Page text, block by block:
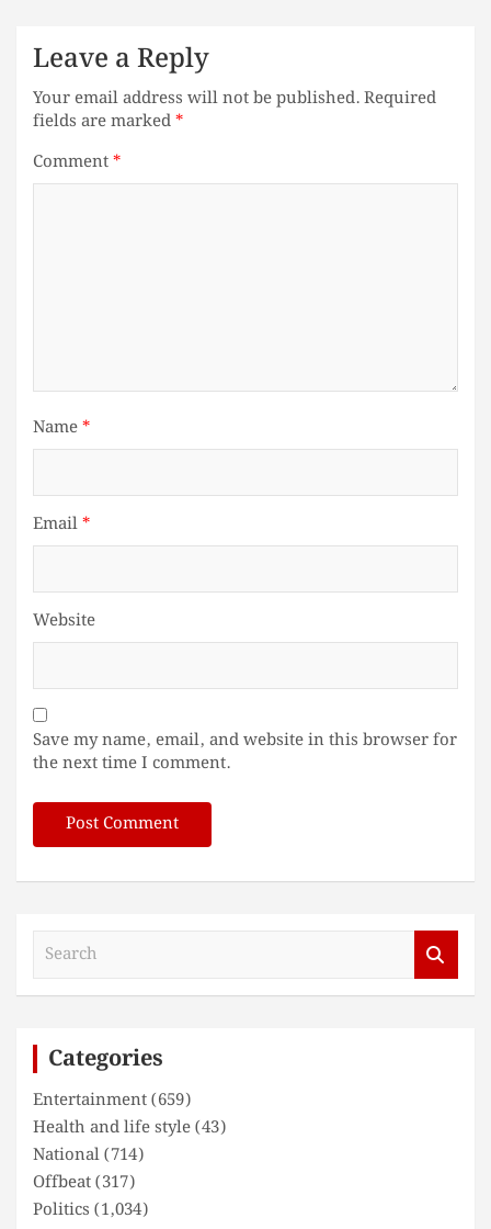
Leave a Reply
Your email address will not be published.Required
fields are marked*
Comment*
Name*
Email*
Website
Save my name, email, and website in this browser for
the next time I comment.
Categories
Entertainment(659)
Health and life style(43)
National(714)
Offbeat(317)
Politics (1,034)